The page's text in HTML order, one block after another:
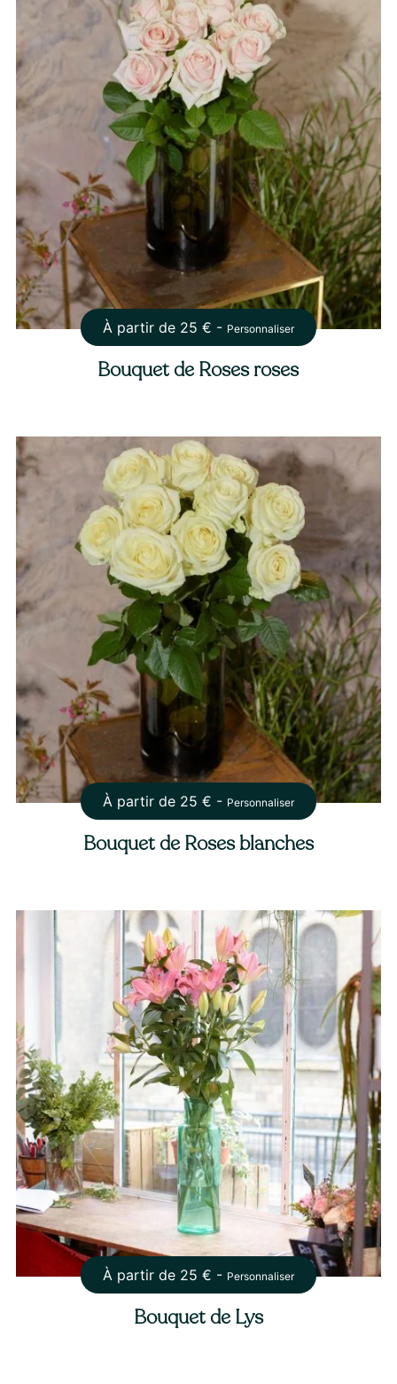
À partir de 25 € - Personnaliser
Bouquet de Roses roses
À partir de 25 € - Personnaliser
Bouquet de Roses blanches
À partir de 25 € - Personnaliser
Bouquet de Lys